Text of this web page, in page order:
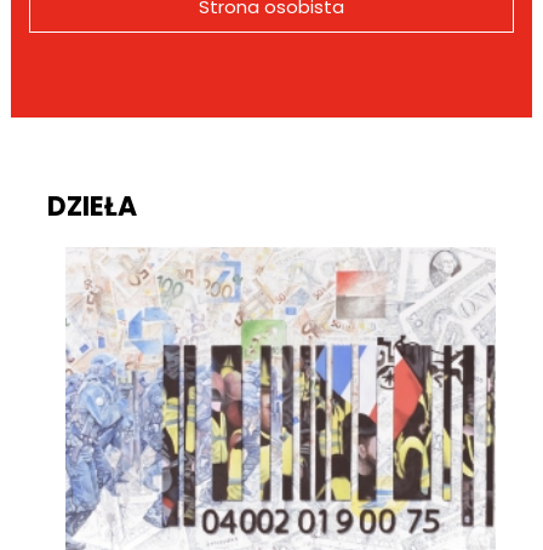
Strona osobista
DZIEŁA